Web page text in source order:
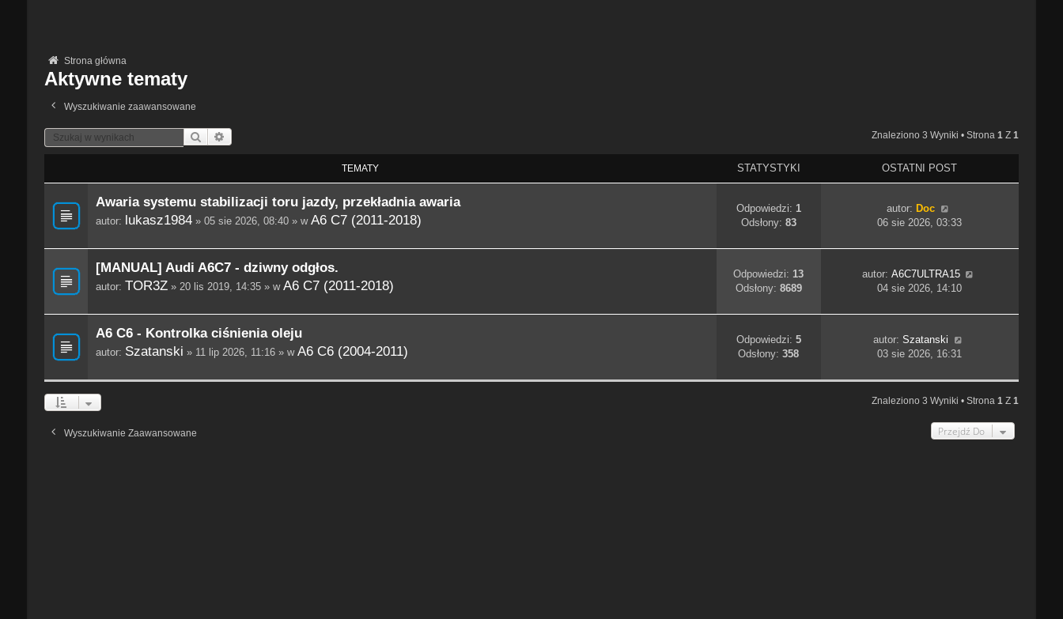
Strona główna
Aktywne tematy
Wyszukiwanie zaawansowane
Szukaj Znaleziono 3 Wyniki • Strona1 Z1
TEMATY STATYSTYKI OSTATNI POST
Awaria systemu stabilizacji toru jazdy, przekładnia awaria
autor: lukasz1984» 05 sie 2026, 08:40 » w A6 C7 (2011-2018)
Odpowiedzi: 1
Odsłony: 83
autor: Doc
06 sie 2026, 03:33
[MANUAL] Audi A6C7 - dziwny odgłos.
autor: TOR3Z» 20 lis 2019, 14:35 » w A6 C7 (2011-2018)
Odpowiedzi:13
Odsłony: 8689
autor: A6C7ULTRA15
04 sie 2026, 14:10
A6 C6 - Kontrolka ciśnienia oleju
autor: Szatanski » 11 lip 2026, 11:16 » w A6 C6 (2004-2011)
Odpowiedzi: 5
Odsłony:358
autor:Szatanski
03 sie 2026, 16:31
Znaleziono 3 Wyniki • Strona1 Z1
Wyszukiwanie Zaawansowane Przejdź Do